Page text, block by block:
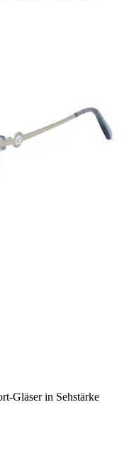
Gläser in Sehstärke